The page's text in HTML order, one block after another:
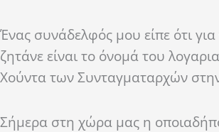
Ένας συνάδελφός μου είπε ότι
ζητάνε είναι το όνομά του
Χούντα των Συνταγματαρχών
Σήμερα στη χώρα μας η